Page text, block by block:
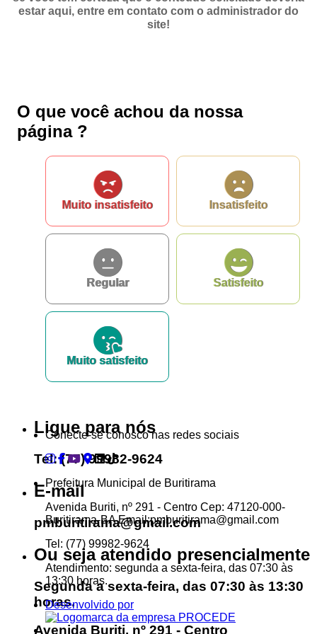
Telefone 1*
Telefone 2
Cidade/Estado
Mensagem*
*Campos obrigatórios
Ao iniciar um contato, você concorda com a
privacidade
Ligue para nós
Tel: (77) 99982-9624
E-mail
pmburitirama@gmail.com
Ou seja atendido presencialmente
Segunda a sexta-feira, das 07:30 às 13:30
horas.
Avenida Buriti, nº 291 - Centro
estar aqui, entre em contato com o administrador do
site!
O que você achou da nossa
página ?
Muito insatisfeito Insatisfeito
Regular Satisfeito
Muito satisfeito
Conecte-se conosco nas redes sociais
Prefeitura Municipal de Buritirama
Avenida Buriti, nº 291 - Centro Cep: 47120-000-
Buritirama-BA Email:pmburitirama@gmail.com
Tel: (77) 99982-9624
Atendimento: segunda a sexta-feira, das 07:30 às
13:30 horas.
Desenvolvido por